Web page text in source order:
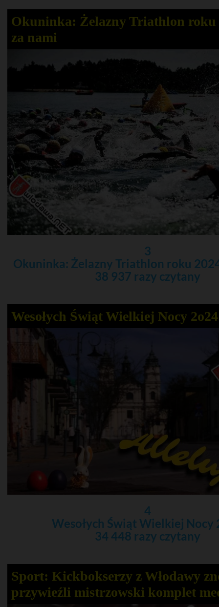
Okuninka: Żelazny Triathlon roku
za nami
3
Okuninka: Żelazny Triathlon roku
38 937 razy czytany
Wesołych Świąt Wielkiej Nocy 2o24
4
Wesołych Świąt Wielkiej Nocy
34 448 razy czytany
Sport: Kickbokserzy z Włodawy
przywieźli mistrzowski komplet